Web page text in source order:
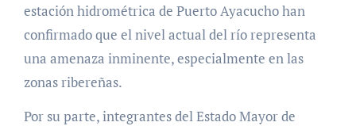
estación hidrométrica de Puerto Ayacucho han
confirmado que el nivel actual del río representa
una amenaza inminente, especialmente en las
zonas ribereñas.
Por su parte, integrantes del Estado Mayor de